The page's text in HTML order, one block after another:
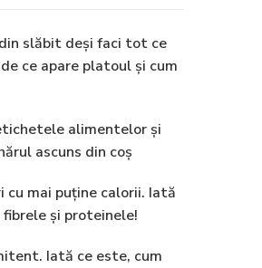
slăbit deși faci tot ce
ce apare platoul și cum
alimentelor și
ascuns din coș
cu mai puține calorii. Iată
fibrele și proteinele!
Iată ce este, cum